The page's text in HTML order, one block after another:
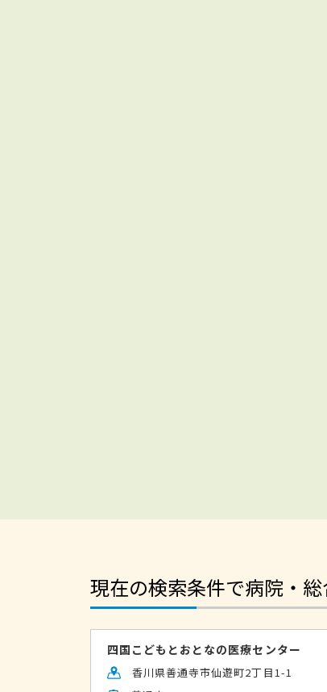
現在の検索条件で病院・
四国こどもとおとなの医療センター
香川県善通寺市仙遊町2丁目1-1